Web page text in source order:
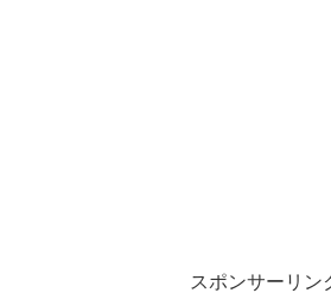
スポンサーリン